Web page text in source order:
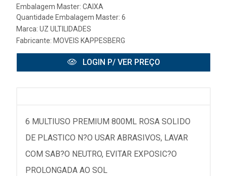
Embalagem Master: CAIXA
Quantidade Embalagem Master: 6
Marca: UZ ULTILIDADES
Fabricante: MOVEIS KAPPESBERG
LOGIN P/ VER PREÇO
6 MULTIUSO PREMIUM 800ML ROSA SOLIDO
DE PLASTICO N?O USAR ABRASIVOS, LAVAR
COM SAB?O NEUTRO, EVITAR EXPOSIC?O
PROLONGADA AO SOL